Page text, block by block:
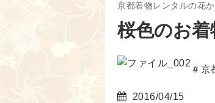
京都着物レンタルの花
桜色のお
＃京
2016/04/15